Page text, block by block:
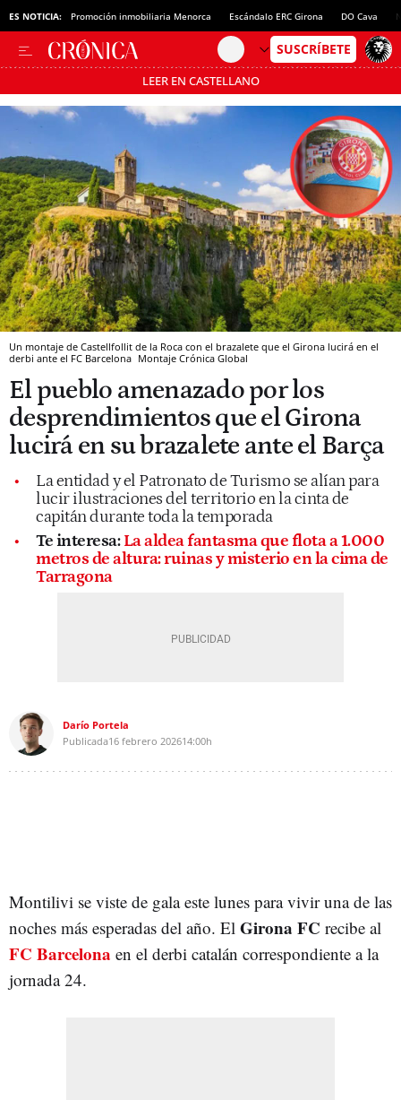
ES NOTICIA: Promoción inmobiliaria Menorca Escándalo ERC Girona DO Cava
LEER EN CASTELLANO
Pásate al MODO AHORRO
Un montaje de Castellfollit de la Roca con el brazalete que el Girona lucirá en el
derbi ante el FC Barcelona Montaje Crónica Global
El pueblo amenazado por los
desprendimientos que el Girona
lucirá en su brazalete ante el Barça
La entidad y el Patronato de Turismo se alían para
lucir ilustraciones del territorio en la cinta de
capitán durante toda la temporada
Te interesa:La aldea fantasma que flota a 1.000
metros de altura: ruinas y misterio en la cima de
Tarragona
Darío Portela
Publicada16 febrero 202614:00h
Montilivi se viste de gala este lunes para vivir una de las
noches más esperadas del año. El Girona FC recibe al
FC Barcelona en el derbi catalán correspondiente a la
jornada 24.